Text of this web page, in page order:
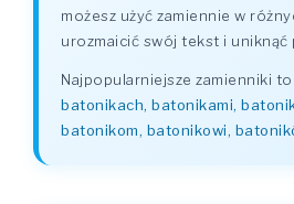
możesz użyć zamiennie w
urozmaicić swój tekst i uniknąć
Najpopularniejsze zamienniki to:
batonikach, batonikami,
batonikom, batonikowi,